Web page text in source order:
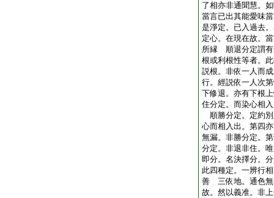
了相亦非通聞慧。
當言已出其能愛味
是淨定。已入過去
定心。在現在故。
所縁 順退分定謂有
根或利根性等者。
説根。非依一人而
行。經説依一人次
下修退。亦有下根
住分定。而染心相
順勝分定。定約
心而相入出。第四
無漏。非勝分定。
分定。非退非住。
即分。名決擇分。
此四種定。一辨行
善 三依地。通色無
故。然以義准。非